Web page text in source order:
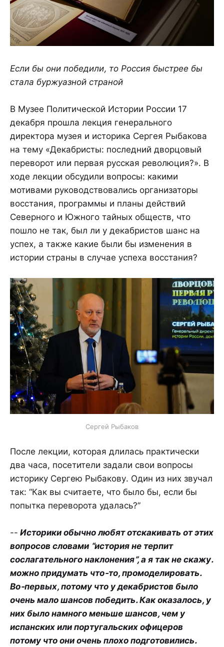
Если бы они победили, то Россия быстрее бы
стала буржуазной страной
В Музее Политической Истории России 17
декабря прошла лекция генерального
директора музея и историка Сергея Рыбакова
на тему «Декабристы: последний дворцовый
переворот или первая русская революция?». В
ходе лекции обсудили вопросы: какими
мотивами руководствовались организаторы
восстания, программы и планы действий
Северного и Южного тайных обществ, что
пошло не так, был ли у декабристов шанс на
успех, а также какие были бы изменения в
истории страны в случае успеха восстания?
Сергей Рыбаков
После лекции, которая длилась практически
два часа, посетители задали свои вопросы
историку Сергею Рыбакову. Один из них звучал
так: “Как вы считаете, что было бы, если бы
попытка переворота удалась?”
-- Историки обычно любят отскакивать от этих
вопросов словами “история не терпит
сослагательного наклонения”, а я так не скажу.
можно придумать что-то, промоделировать.
Во-первых, потому что у декабристов было
очень мало шансов победить. Как оказалось, у
них было намного меньше шансов, чем у
испанских или португальских офицеров
потому что они очень плохо подготовились.